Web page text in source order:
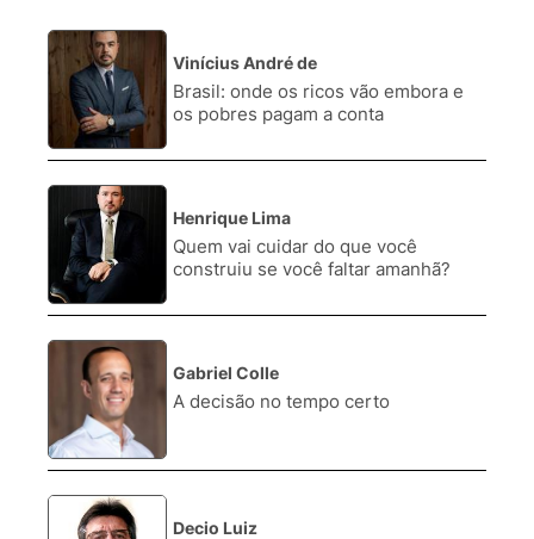
Vinícius André de
Brasil: onde os ricos vão embora e
os pobres pagam a conta
2.
Henrique Lima
Quem vai cuidar do que você
construiu se você faltar amanhã?
Gabriel Colle
A decisão no tempo certo
Decio Luiz